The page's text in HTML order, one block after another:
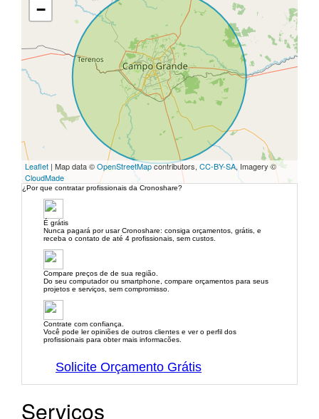
−
Leaflet | Map data ©OpenStreetMapcontributors, CC-BY-SA, Imagery ©
CloudMade
¿Por que contratar profissionais da Cronoshare?
É grátis
Nunca pagará por usar Cronoshare: consiga orçamentos, grátis, e
receba o contato de até 4 profissionais, sem custos.
Compare preços de de sua região.
Do seu computador ou smartphone, compare orçamentos para seus
projetos e serviços, sem compromisso.
Contrate com confiança.
Você pode ler opiniões de outros clientes e ver o perfil dos
profissionais para obter mais informacões.
Solicite Orçamento Grátis
Serviços